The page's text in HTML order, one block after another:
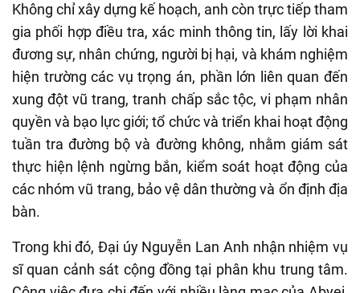
Không chỉ xây dựng kế hoạch, anh còn trực tiếp tham
gia phối hợp điều tra, xác minh thông tin, lấy lời khai
đương sự, nhân chứng, người bị hại, và khám nghiệm
hiện trường các vụ trọng án, phần lớn liên quan đến
xung đột vũ trang, tranh chấp sắc tộc, vi phạm nhân
quyền và bạo lực giới; tổ chức và triển khai hoạt động
tuần tra đường bộ và đường không, nhằm giám sát
thực hiện lệnh ngừng bắn, kiểm soát hoạt động của
các nhóm vũ trang, bảo vệ dân thường và ổn định địa
bàn.
Trong khi đó, Đại úy Nguyễn Lan Anh nhận nhiệm vụ
sĩ quan cảnh sát cộng đồng tại phân khu trung tâm.